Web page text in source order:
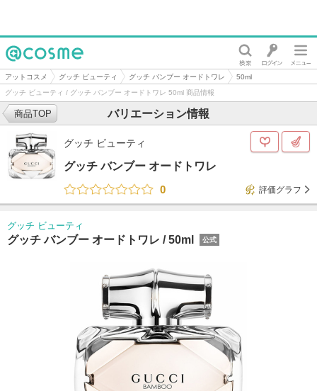
@cosme
アットコスメ グッチ ビューティ グッチ バンブー オードトワレ
50ml
グッチ ビューティ / グッチ バンブー オードトワレ 50ml 商品情報
バリエーション情報
商品TOP
グッチ ビューティ
グッチ バンブー オードトワレ
0
評価グラフ
グッチ ビューティ
グッチ バンブー オードトワレ /50ml 公式